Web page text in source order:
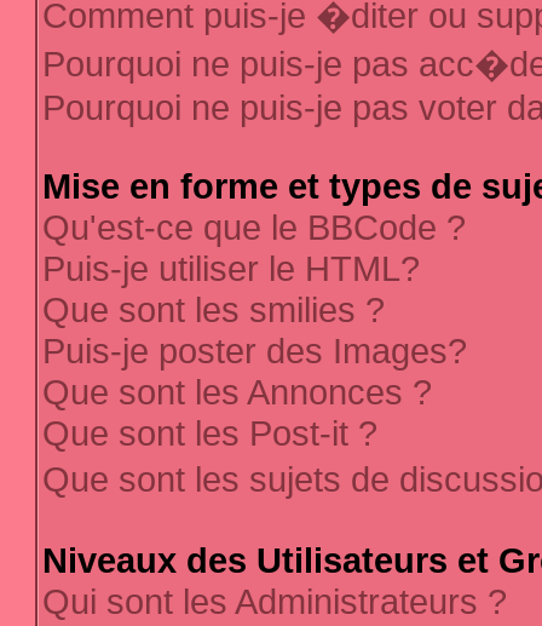
Comment puis-je �diter ou
Pourquoi ne puis-je pas
Pourquoi ne puis-je pas voter
Mise en forme et types de
Qu'est-ce que le BBCode ?
Puis-je utiliser le HTML?
Que sont les smilies ?
Puis-je poster des Images?
Que sont les Annonces ?
Que sont les Post-it ?
Que sont les sujets de
Niveaux des Utilisateurs et
Qui sont les Administrateurs ?